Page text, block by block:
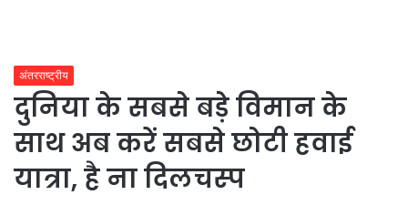
अंतरराष्ट्रीय
दुनिया के सबसे बड़े विमान के
साथ अब करें सबसे छोटी हवाई
यात्रा, है ना दिलचस्‍प